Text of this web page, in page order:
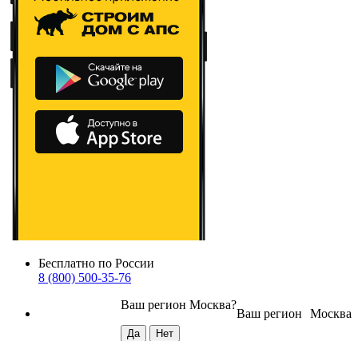
Бесплатно по России
8 (800) 500-35-76
Москва
Ваш регион
Ваш регион Москва?